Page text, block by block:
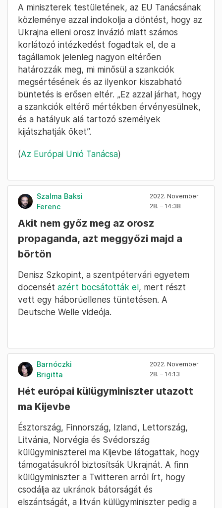
A miniszterek testületének, az EU Tanácsának
közleménye azzal indokolja a döntést, hogy az
Ukrajna elleni orosz invázió miatt számos
korlátozó intézkedést fogadtak el, de a
tagállamok jelenleg nagyon eltérően
határozzák meg, mi minősül a szankciók
megsértésének és az ilyenkor kiszabható
büntetés is erősen eltér. „Ez azzal járhat, hogy
a szankciók eltérő mértékben érvényesülnek,
és a hatályuk alá tartozó személyek
kijátszhatják őket”.
(Az Európai Unió Tanácsa)
Szalma Baksi
Ferenc
2022. November
28. – 14:38
Akit nem győz meg az orosz
propaganda, azt meggyőzi majd a
börtön
Denisz Szkopint, a szentpétervári egyetem
docensét azért bocsátották el, mert részt
vett egy háborúellenes tüntetésen. A
Deutsche Welle videója.
Barnóczki
Brigitta
2022. November
28. – 14:13
Hét európai külügyminiszter utazott
ma Kijevbe
Észtország, Finnország, Izland, Lettország,
Litvánia, Norvégia és Svédország
külügyminiszterei ma Kijevbe látogattak, hogy
támogatásukról biztosítsák Ukrajnát. A finn
külügyminiszter a Twitteren arról írt, hogy
csodálja az ukránok bátorságát és
elszántságát, a litván külügyminiszter pedig a